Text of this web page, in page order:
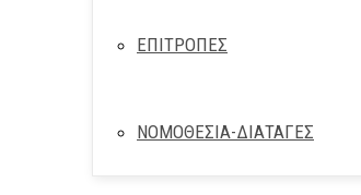
ΕΠΙΤΡΟΠΕΣ
ΝΟΜΟΘΕΣΙΑ-ΔΙΑΤΑΓΕΣ